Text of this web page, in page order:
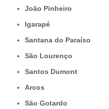
João Pinheiro
Igarapé
Santana do Paraíso
São Lourenço
Santos Dumont
Arcos
São Gotardo